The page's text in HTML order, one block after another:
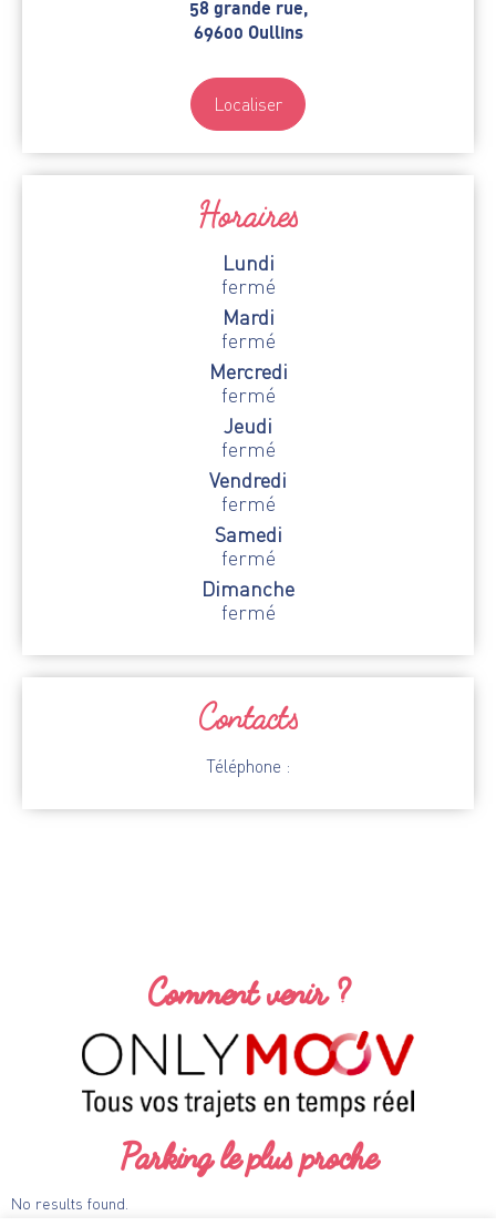
58 grande rue,
69600 Oullins
Localiser
Horaires
Lundi
fermé
Mardi
fermé
Mercredi
fermé
Jeudi
fermé
Vendredi
fermé
Samedi
fermé
Dimanche
fermé
Contacts
Téléphone :
Comment venir ?
Parking le plus proche
No results found.